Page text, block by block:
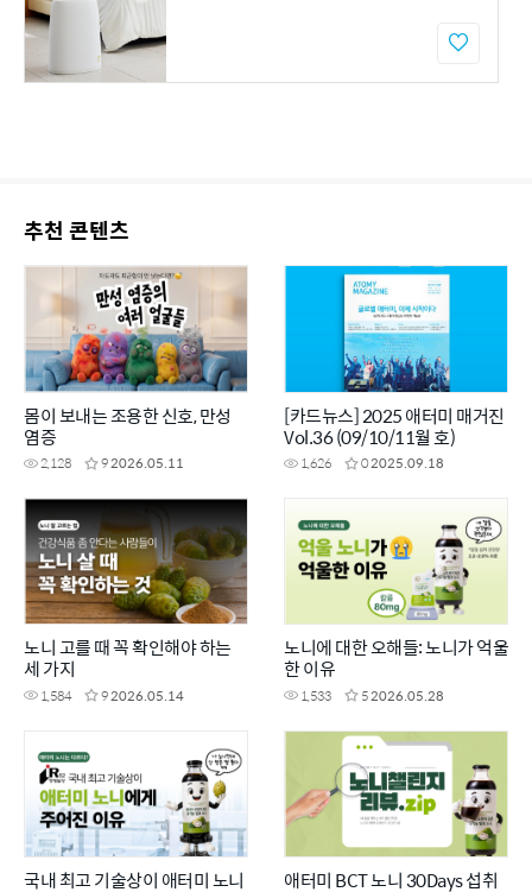
추천 콘텐츠
몸이 보내는 조용한 신호, 만성
염증
2,128 92026.05.11
[카드뉴스] 2025 애터미 매거진
Vol.36 (09/10/11월 호)
1,626 02025.09.18
노니 고를 때 꼭 확인해야 하는
세 가지
1,584 92026.05.14
노니에 대한 오해들: 노니가 억울
한 이유
1,533 52026.05.28
국내 최고 기술상이 애터미 노니 애터미 BCT 노니 30Days 섭취